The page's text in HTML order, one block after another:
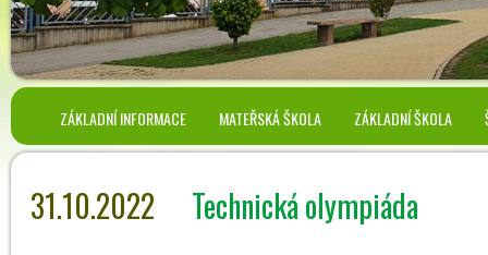
ZÁKLADNÍ INFORMACE MATEŘSKÁ ŠKOLA ZÁKLADNÍ ŠKOLA
31.10.2022 Technická olympiáda